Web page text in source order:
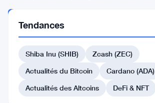
CRYPTOMONNAIES
Thaïlande
introduit
Tendances
Shiba Inu (SHIB)
Zcash (ZEC)
Actualités du Bitcoin
Cardano (ADA)
Actualités des Altcoins
DeFi & NFT